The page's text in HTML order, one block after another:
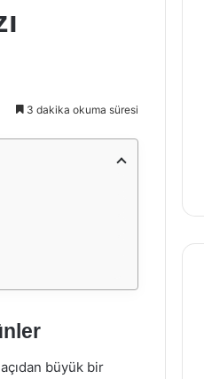
3 dakika okuma süresi
büyük bir